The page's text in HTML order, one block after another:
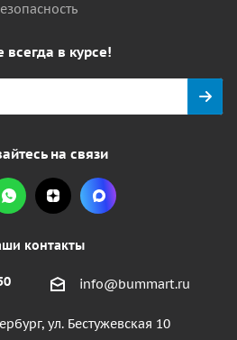
всегда в курсе!
на связи
контакты
info@bummart.ru
ул. Бестужевская 10